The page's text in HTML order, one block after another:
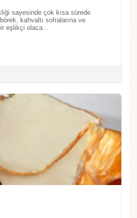
sayesinde çok kısa sürede
kahvaltı sofralarına ve
eşlikçi olaca...